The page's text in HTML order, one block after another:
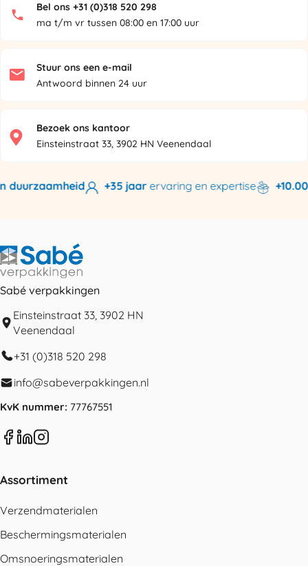
Bel ons +31 (0)318 520 298
ma t/m vr tussen 08:00 en 17:00 uur
Stuur ons een e-mail
Antwoord binnen 24 uur
Bezoek ons kantoor
Einsteinstraat 33, 3902 HN Veenendaal
+35 jaarervaring en expertise
Sabé verpakkingen
Einsteinstraat 33, 3902 HN
Veenendaal
+31 (0)318 520 298
info@sabeverpakkingen.nl
KvK nummer: 77767551
Assortiment
Verzendmaterialen
Beschermingsmaterialen
Omsnoeringsmaterialen